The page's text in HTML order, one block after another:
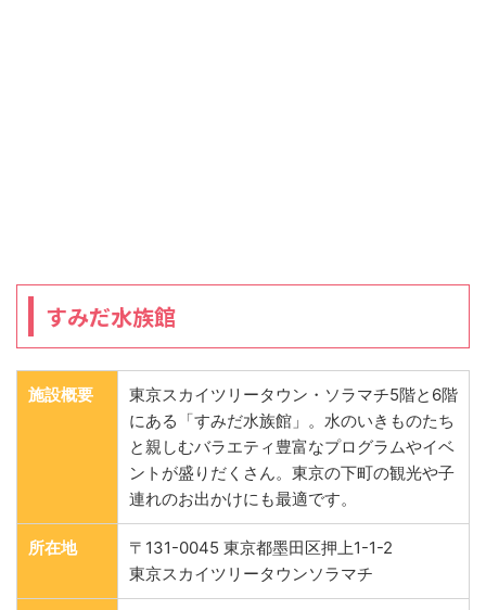
すみだ水族館
施設概要
東京スカイツリータウン・ソラマチ5階と6階
にある「すみだ水族館」。水のいきものたち
と親しむバラエティ豊富なプログラムやイベ
ントが盛りだくさん。東京の下町の観光や子
連れのお出かけにも最適です。
所在地
〒131-0045 東京都墨田区押上1-1-2
東京スカイツリータウンソラマチ